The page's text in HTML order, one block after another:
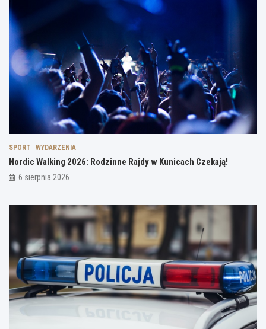
SPORT WYDARZENIA
Nordic Walking 2026: Rodzinne Rajdy w Kunicach Czekają!
6 sierpnia 2026